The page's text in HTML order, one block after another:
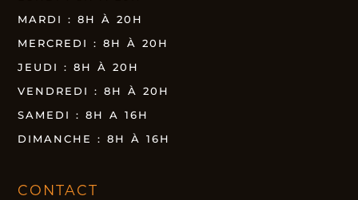
MARDI : 8H À 20H
MERCREDI : 8H À 20H
JEUDI : 8H À 20H
VENDREDI : 8H À 20H
SAMEDI : 8H A 16H
DIMANCHE : 8H À 16H
CONTACT